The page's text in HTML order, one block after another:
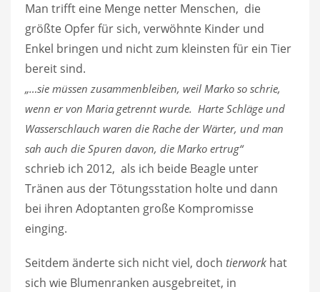
Man trifft eine Menge netter Menschen, die
größte Opfer für sich, verwöhnte Kinder und
Enkel bringen und nicht zum kleinsten für ein Tier
bereit sind.
„…sie müssen zusammenbleiben, weil Marko so schrie,
wenn er von Maria getrennt wurde. Harte Schläge und
Wasserschlauch waren die Rache der Wärter, und man
sah auch die Spuren davon, die Marko ertrug“
schrieb ich 2012, als ich beide Beagle unter
Tränen aus der Tötungsstation holte und dann
bei ihren Adoptanten große Kompromisse
einging.
Seitdem änderte sich nicht viel, doch tierwork hat
sich wie Blumenranken ausgebreitet, in